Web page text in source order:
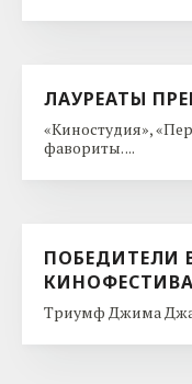
ЛАУРЕАТЫ
«Киностудия»,
фавориты. ...
ПОБЕДИТЕЛИ
Триумф Джима